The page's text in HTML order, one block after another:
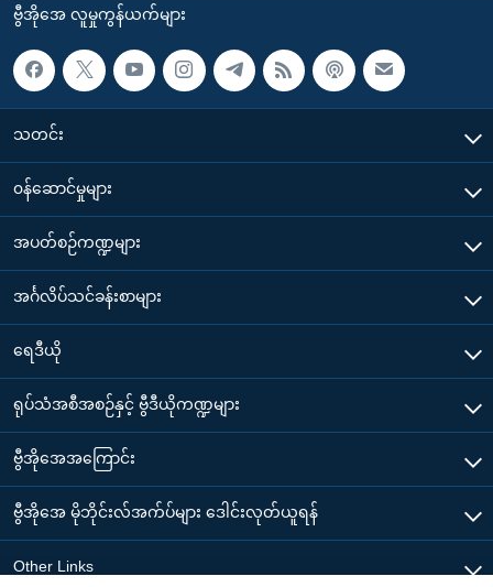
ဗွီအိုအေ လူမှုကွန်ယက်များ
သတင်း
၀န်ဆောင်မှုများ
အပတ်စဉ်ကဏ္ဍများ
အင်္ဂလိပ်သင်ခန်းစာများ
ရေဒီယို
ရုပ်သံအစီအစဉ်နှင့် ဗွီဒီယိုကဏ္ဍများ
ဗွီအိုအေအကြောင်း
ဗွီအိုအေ မိုဘိုင်းလ်အက်ပ်များ ဒေါင်းလုတ်ယူရန်
Other Links